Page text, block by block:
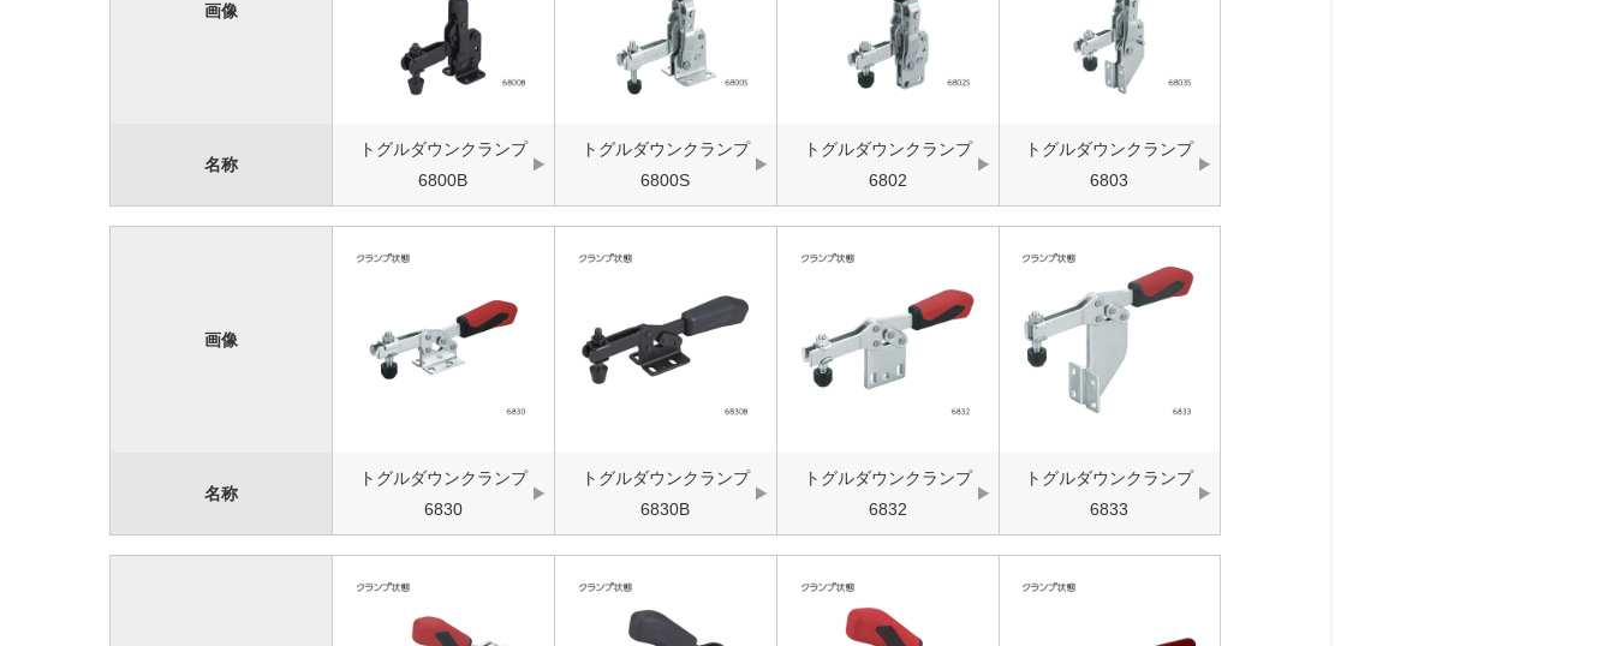
画像
名称
トグルダウンクランプ
6800B
トグルダウンクランプ
6800S
トグルダウンクランプ
6802
トグルダウンクランプ
6803
画像
名称
トグルダウンクランプ
6830
トグルダウンクランプ
6830B
トグルダウンクランプ
6832
トグルダウンクランプ
6833